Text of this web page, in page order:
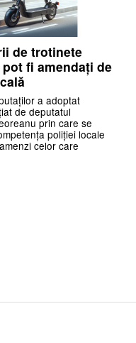
de trotinete
fi amendați de
a adoptat
de deputatul
prin care se
poliției locale
celor care